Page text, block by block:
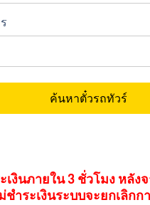
งินภายใน 3 ชั่วโมง หลัง
ชำระเงินระบบจะยกเลิก